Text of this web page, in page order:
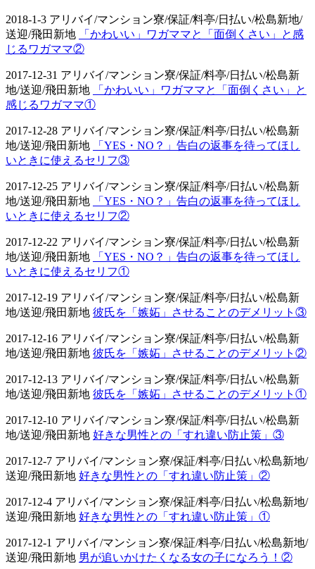
2018-1-3 アリバイ/マンション寮/保証/料亭/日払い/松島新地/
送迎/飛田新地
「かわいい」ワガママと「面倒くさい」と感
じるワガママ②
2017-12-31 アリバイ/マンション寮/保証/料亭/日払い/松島新
地/送迎/飛田新地
「かわいい」ワガママと「面倒くさい」と
感じるワガママ①
2017-12-28 アリバイ/マンション寮/保証/料亭/日払い/松島新
地/送迎/飛田新地
「YES・NO？」告白の返事を待ってほし
いときに使えるセリフ③
2017-12-25 アリバイ/マンション寮/保証/料亭/日払い/松島新
地/送迎/飛田新地
「YES・NO？」告白の返事を待ってほし
いときに使えるセリフ②
2017-12-22 アリバイ/マンション寮/保証/料亭/日払い/松島新
地/送迎/飛田新地
「YES・NO？」告白の返事を待ってほし
いときに使えるセリフ①
2017-12-19 アリバイ/マンション寮/保証/料亭/日払い/松島新
地/送迎/飛田新地 彼氏を「嫉妬」させることのデメリット③
2017-12-16 アリバイ/マンション寮/保証/料亭/日払い/松島新
地/送迎/飛田新地 彼氏を「嫉妬」させることのデメリット②
2017-12-13 アリバイ/マンション寮/保証/料亭/日払い/松島新
地/送迎/飛田新地 彼氏を「嫉妬」させることのデメリット①
2017-12-10 アリバイ/マンション寮/保証/料亭/日払い/松島新
地/送迎/飛田新地 好きな男性との「すれ違い防止策」③
2017-12-7 アリバイ/マンション寮/保証/料亭/日払い/松島新地/
送迎/飛田新地 好きな男性との「すれ違い防止策」②
2017-12-4 アリバイ/マンション寮/保証/料亭/日払い/松島新地/
送迎/飛田新地 好きな男性との「すれ違い防止策」①
2017-12-1 アリバイ/マンション寮/保証/料亭/日払い/松島新地/
送迎/飛田新地 男が追いかけたくなる女の子になろう！②